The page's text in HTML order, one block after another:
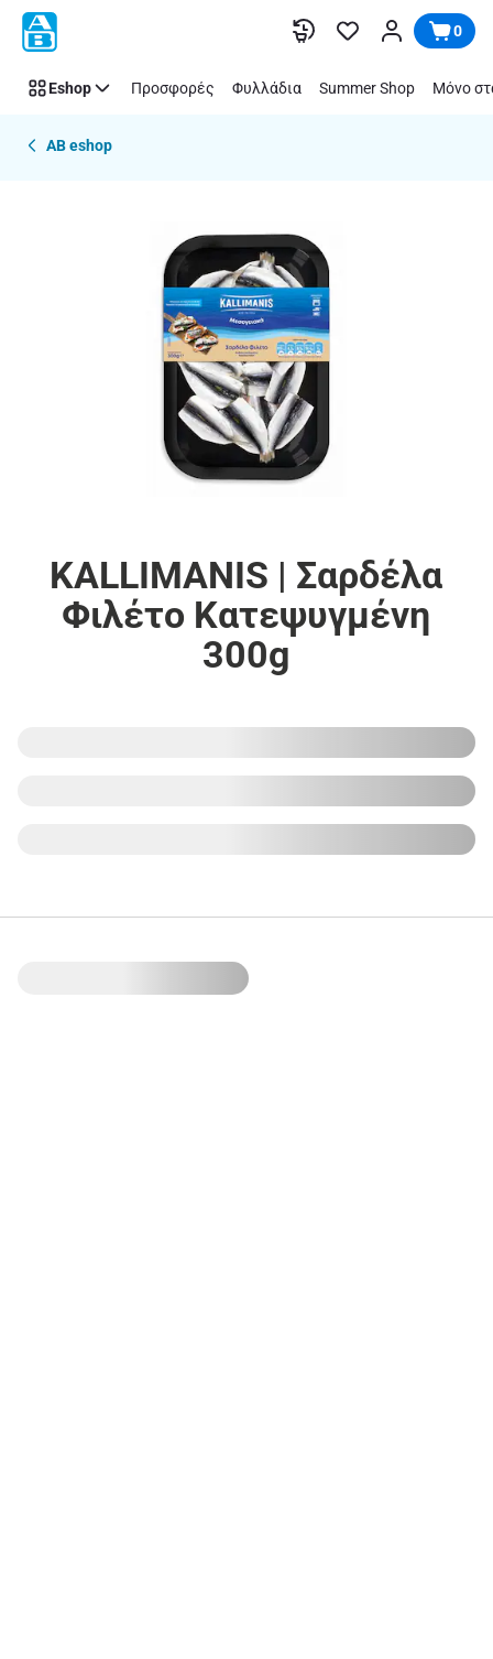
Παράλειψη 0
Eshop Προσφορές Φυλλάδια Summer Shop Μόνο
AB eshop
KALLIMANIS | Σαρδέλα
Φιλέτο Κατεψυγμένη
300g